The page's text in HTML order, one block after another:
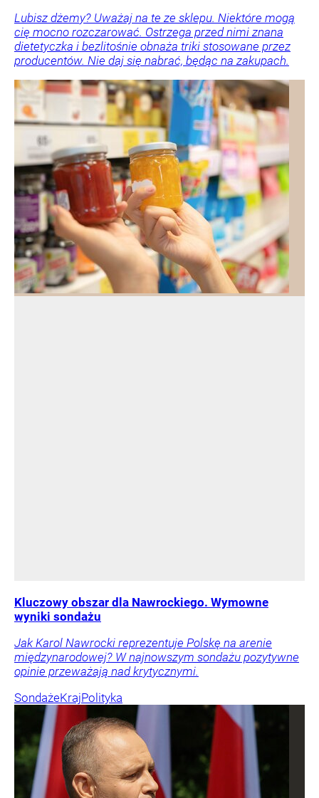
Lubisz dżemy? Uważaj na te ze sklepu. Niektóre mogą
cię mocno rozczarować. Ostrzega przed nimi znana
dietetyczka i bezlitośnie obnaża triki stosowane przez
producentów. Nie daj się nabrać, będąc na zakupach.
Kluczowy obszar dla Nawrockiego. Wymowne
wyniki sondażu
Jak Karol Nawrocki reprezentuje Polskę na arenie
międzynarodowej? W najnowszym sondażu pozytywne
opinie przeważają nad krytycznymi.
SondażeKrajPolityka